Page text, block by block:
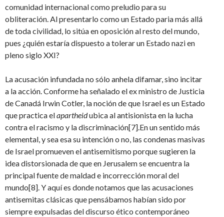
comunidad internacional como preludio para su
obliteración. Al presentarlo como un Estado paria más allá
de toda civilidad, lo sitúa en oposición al resto del mundo,
pues ¿quién estaría dispuesto a tolerar un Estado nazi en
pleno siglo XXI?
La acusación infundada no sólo anhela difamar, sino incitar
a la acción. Conforme ha señalado el ex ministro de Justicia
de Canadá Irwin Cotler, la noción de que Israel es un Estado
que practica elapartheidubica al antisionista en la lucha
contra el racismo y la discriminación[7].En un sentido más
elemental, y sea esa su intención o no, las condenas masivas
de Israel promueven el antisemitismo porque sugieren la
idea distorsionada de que en Jerusalem se encuentra la
principal fuente de maldad e incorrección moral del
mundo[8]. Y aquí es donde notamos que las acusaciones
antisemitas clásicas que pensábamos habían sido por
siempre expulsadas del discurso ético contemporáneo